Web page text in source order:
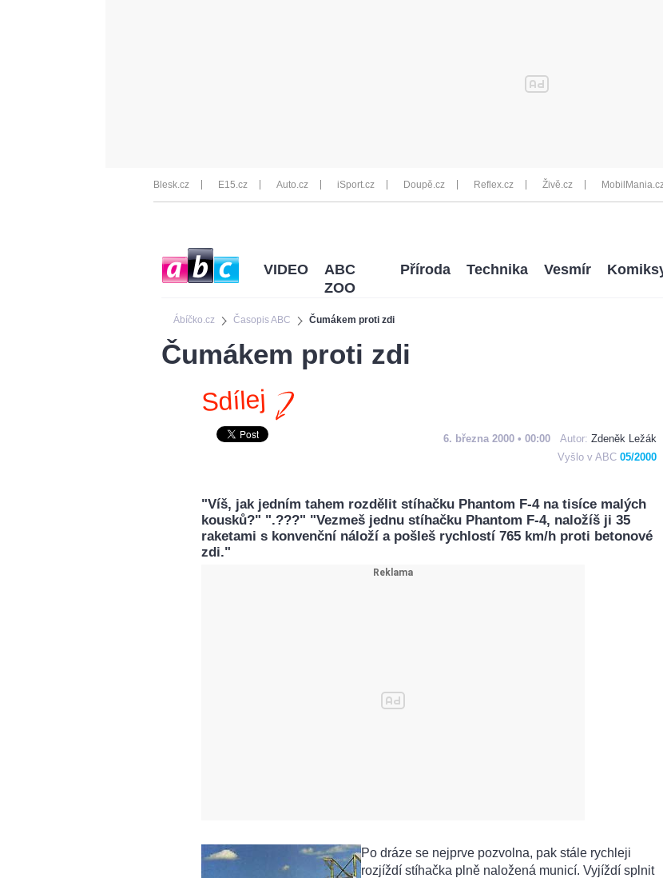
Blesk.cz E15.cz Auto.cz iSport.cz Doupě.cz Reflex.cz Živě.cz
Ábíčko.cz Časopis ABC Čumákem proti zdi
VIDEO
ABC
ZOO
Příroda Technika Vesmír
Čumákem proti zdi
Sdílej
6. března 2000 • 00:00 Autor: Zdeněk Ležák
Vyšlo v ABC 05/2000
"Víš, jak jedním tahem rozdělit stíhačku Phantom F-4 na tisíce malých
kousků?" ".???" "Vezmeš jednu stíhačku Phantom F-4, naložíš ji 35
raketami s konvenční náloží a pošleš rychlostí 765 km/h proti betonové
zdi."
Po dráze se nejprve pozvolna, pak stále rychleji
rozjíždí stíhačka plně naložená municí. Vyjíždí splnit